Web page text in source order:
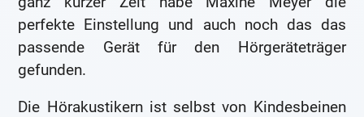
perfekte Einstellung und auch noch das das
passende Gerät für den Hörgeräteträger
gefunden.
Die Hörakustikern ist selbst von Kindesbeinen